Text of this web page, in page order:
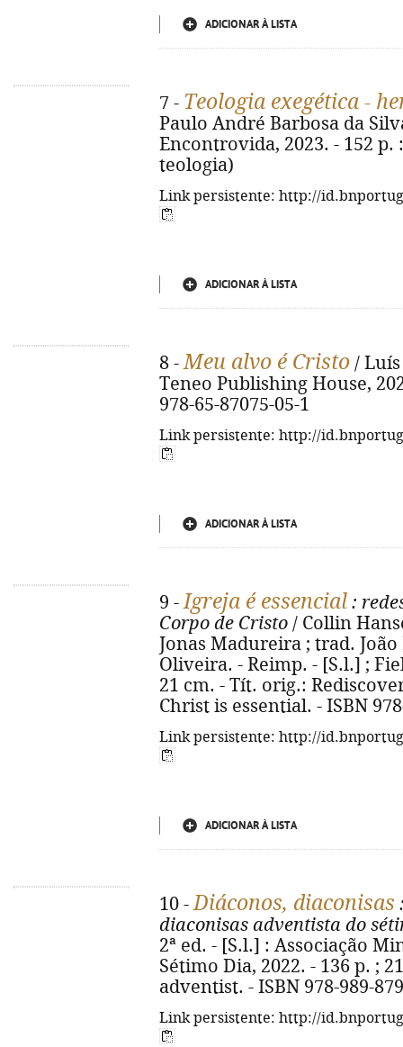
ADICIONAR À LISTA
7 - Teologia exegética -
Paulo André Barbosa da
Encontrovida, 2023. - 152 p.
teologia)
Link persistente: http://
ADICIONAR À LISTA
8 -Meu alvo é Cristo / Luís
Teneo Publishing House,
978-65-87075-05-1
Link persistente: http://
ADICIONAR À LISTA
9 -Igreja é essencial :
Corpo de Cristo / Collin
Jonas Madureira ; trad.
Oliveira. - Reimp. - [S.l.] ;
21 cm. - Tít. orig.:
Christ is essential. - ISBN
Link persistente: http://
ADICIONAR À LISTA
10 -Diáconos, diaconisas
diaconisas adventista do
2ª ed. - [S.l.] : Associação
Sétimo Dia, 2022. - 136 p. ;
adventist. - ISBN 978-989-
Link persistente: http://